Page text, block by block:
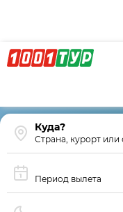
Страна, курорт или
Период вылета